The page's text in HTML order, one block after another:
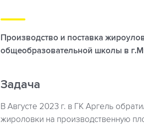
Производство и поставка
общеобразовательной школы в
Задача
В Августе 2023 г. в ГК Аргель
жироловки на производственную